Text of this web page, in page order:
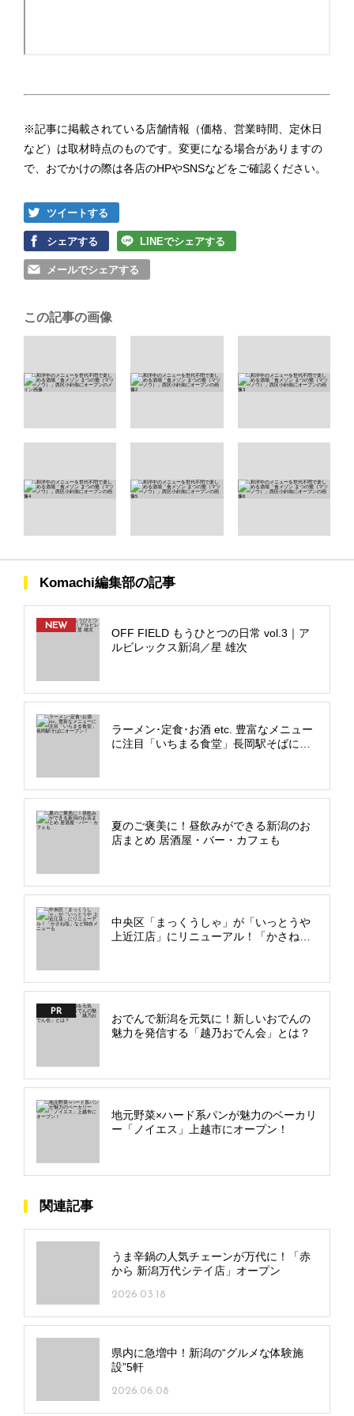
※記事に掲載されている店舗情報（価格、営業時間、定休日
など）は取材時点のものです。変更になる場合がありますの
で、おでかけの際は各店のHPやSNSなどをご確認ください。
ツイートする
シェアする LINEでシェアする
メールでシェアする
この記事の画像
Komachi編集部の記事
NEW
OFF FIELD もうひとつの日常 vol.3｜ア
ルビレックス新潟／星 雄次
ラーメン･定食･お酒 etc. 豊富なメニュー
に注目「いちまる食堂」長岡駅そばにオ
夏のご褒美に！昼飲みができる新潟のお
店まとめ 居酒屋・バー・カフェも
中央区「まっくうしゃ」が「いっとうや
上近江店」にリニューアル！「かさね
PR
おでんで新潟を元気に！新しいおでんの
魅力を発信する「越乃おでん会」とは？
地元野菜×ハード系パンが魅力のベーカリ
ー「ノイエス」上越市にオープン！
関連記事
うま辛鍋の人気チェーンが万代に！「赤
から 新潟万代シテイ店」オープン
2026.03.18
県内に急増中！新潟の“グルメな体験施
設”5軒
2026.06.08